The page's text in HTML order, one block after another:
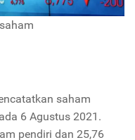
saham
saham
6 Agustus 2021.
pendiri dan 25,76